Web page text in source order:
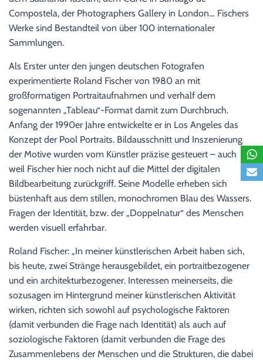
Compostela, der Photographers Gallery in London… Fischers
Werke sind Bestandteil von über 100 internationaler
Sammlungen.
Als Erster unter den jungen deutschen Fotografen
experimentierte Roland Fischer von 1980 an mit
großformatigen Portraitaufnahmen und verhalf dem
sogenannten „Tableau“-Format damit zum Durchbruch.
Anfang der 1990er Jahre entwickelte er in Los Angeles das
Konzept der Pool Portraits. Bildausschnitt und Inszenierung
der Motive wurden vom Künstler präzise gesteuert – auch
weil Fischer hier noch nicht auf die Mittel der digitalen
Bildbearbeitung zurückgriff. Seine Modelle erheben sich
büstenhaft aus dem stillen, monochromen Blau des Wassers.
Fragen der Identität, bzw. der „Doppelnatur“ des Menschen
werden visuell erfahrbar.
Roland Fischer: „In meiner künstlerischen Arbeit haben sich,
bis heute, zwei Stränge herausgebildet, ein portraitbezogener
und ein architekturbezogener. Interessen meinerseits, die
sozusagen im Hintergrund meiner künstlerischen Aktivität
wirken, richten sich sowohl auf psychologische Faktoren
(damit verbunden die Frage nach Identität) als auch auf
soziologische Faktoren (damit verbunden die Frage des
Zusammenlebens der Menschen und die Strukturen, die dabei